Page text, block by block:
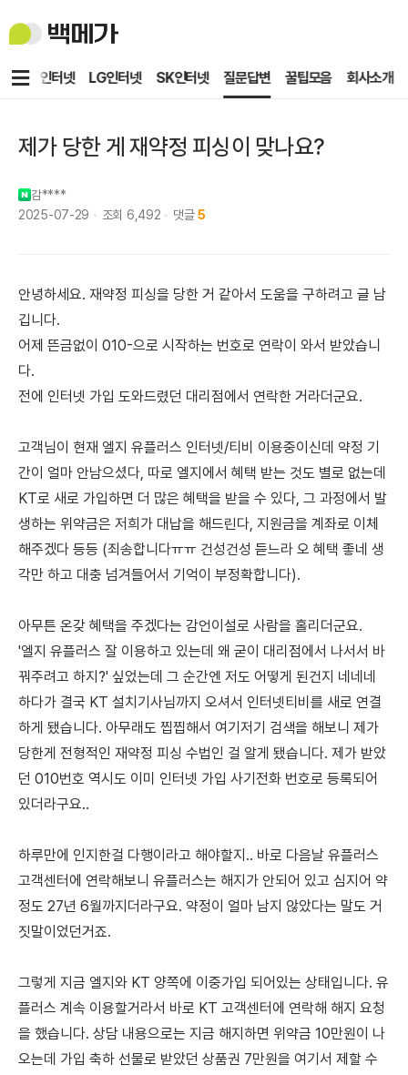
백
메
KT인터넷 LG인터넷 SK인터넷 질문답변 꿀팁모음 회사소개
메
제가 당한 게 재약정 피싱이 맞나요?
감****
2025-07-29
조회 6,492 댓글 5
안녕하세요. 재약정 피싱을 당한 거 같아서 도움을 구하려고 글 남
깁니다.
어제 뜬금없이 010-으로 시작하는 번호로 연락이 와서 받았습니
다.
전에 인터넷 가입 도와드렸던 대리점에서 연락한 거라더군요.
고객님이 현재 엘지 유플러스 인터넷/티비 이용중이신데 약정 기
간이 얼마 안남으셨다, 따로 엘지에서 혜택 받는 것도 별로 없는데
KT로 새로 가입하면 더 많은 혜택을 받을 수 있다, 그 과정에서 발
생하는 위약금은 저희가 대납을 해드린다, 지원금을 계좌로 이체
해주겠다 등등 (죄송합니다ㅠㅠ 건성건성 듣느라 오 혜택 좋네 생
각만 하고 대충 넘겨들어서 기억이 부정확합니다).
아무튼 온갖 혜택을 주겠다는 감언이설로 사람을 홀리더군요.
'엘지 유플러스 잘 이용하고 있는데 왜 굳이 대리점에서 나서서 바
꿔주려고 하지?' 싶었는데 그 순간엔 저도 어떻게 된건지 네네네
하다가 결국 KT 설치기사님까지 오셔서 인터넷티비를 새로 연결
하게 됐습니다. 아무래도 찝찝해서 여기저기 검색을 해보니 제가
당한게 전형적인 재약정 피싱 수법인 걸 알게 됐습니다. 제가 받았
던 010번호 역시도 이미 인터넷 가입 사기전화 번호로 등록되어
있더라구요..
하루만에 인지한걸 다행이라고 해야할지.. 바로 다음날 유플러스
고객센터에 연락해보니 유플러스는 해지가 안되어 있고 심지어 약
정도 27년 6월까지더라구요. 약정이 얼마 남지 않았다는 말도 거
짓말이었던거죠.
그렇게 지금 엘지와 KT 양쪽에 이중가입 되어있는 상태입니다. 유
플러스 계속 이용할거라서 바로 KT 고객센터에 연락해 해지 요청
을 했습니다. 상담 내용으로는 지금 해지하면 위약금 10만원이 나
오는데 가입 축하 선물로 받았던 상품권 7만원을 여기서 제할 수